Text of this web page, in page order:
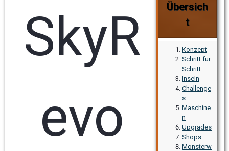
SkyR
evo
Übersich
t
Konzept
Schritt für
Schritt
Inseln
Challenge
s
Maschine
n
Upgrades
Shops
Monsterw